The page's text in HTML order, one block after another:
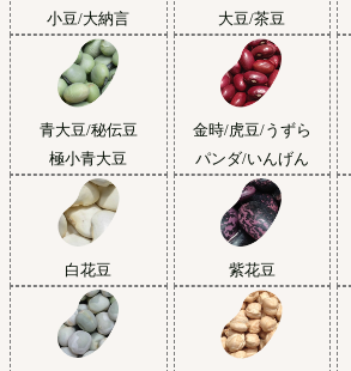
小豆/大納言 大豆/茶豆
青大豆/秘伝豆
極小青大豆
金時/虎豆/うずら
パンダ/いんげん
白花豆 紫花豆